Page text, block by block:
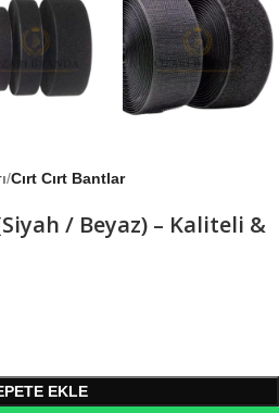
Cırt Cırt Bantlar
/ Beyaz) – Kaliteli &
EKLE